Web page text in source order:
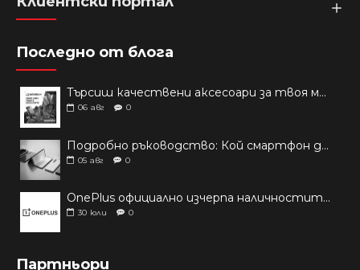
Последно от блога
Търсиш качествени аксесоари за твоя модел? Как правилно да защитим новия си смартфон: Ръководство за аксесоари през 2026 г.
06 авг 0
Подробно ръководство: Кой смартфон да купиш през 2026 г.?
05 авг 0
OnePlus официално изчерпа наличностите си от телефони на основни пазари
30 юли 0
Партньори